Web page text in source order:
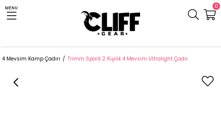
MENU 0
4 Mevsim Kamp Çadırı Trimm Spark 2 Kişilik 4 Mevsim Ultralight Çadır